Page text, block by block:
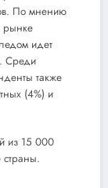
По мнению
рынке
идет
Среди
также
(4%) и
из 15 000
страны.